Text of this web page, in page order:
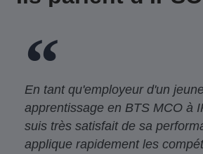
En tant qu'employeur d'un
apprentissage en BTS MCO à
suis très satisfait de sa
applique rapidement les